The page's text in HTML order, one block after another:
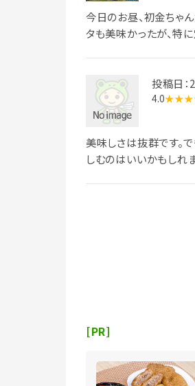
今日のお昼、初金ちゃ
タも美味かったが、特
投稿日
4.0
美味しさは抜群です。
しむのはいいかもしれ
[PR]